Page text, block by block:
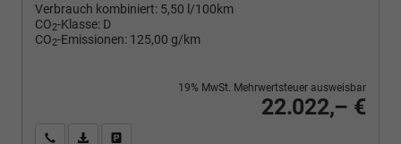
Verbrauch kombiniert: 5,50 l/100km
CO2-Klasse: D
CO2-Emissionen: 125,00 g/km
22.022,– €
19% MwSt. Mehrwertsteuer ausweisbar
Wir rufen Sie anPDF-Fahrzeugexposé drucken